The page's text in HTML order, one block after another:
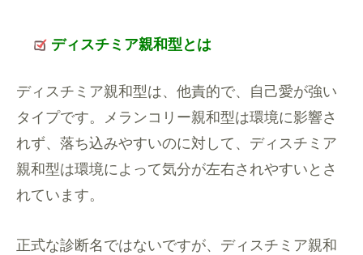
ディスチミア親和型とは
ディスチミア親和型は、他責的で、自己愛が強い
タイプです。メランコリー親和型は環境に影響さ
れず、落ち込みやすいのに対して、ディスチミア
親和型は環境によって気分が左右されやすいとさ
れています。
正式な診断名ではないですが、ディスチミア親和